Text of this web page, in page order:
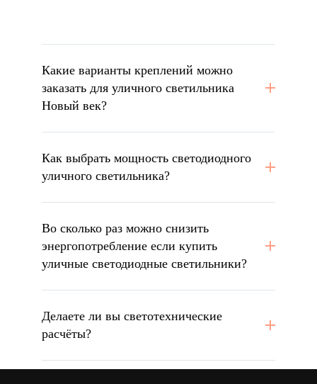
Какие варианты креплений можно
заказать для уличного светильника
Новый век?
Как выбрать мощность светодиодного
уличного светильника?
Во сколько раз можно снизить
энергопотребление если купить
уличные светодиодные светильники?
Делаете ли вы светотехнические
расчёты?